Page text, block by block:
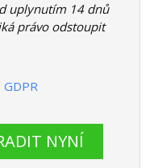
uplynutím 14 dnů
právo odstoupit
GDPR
NYNÍ